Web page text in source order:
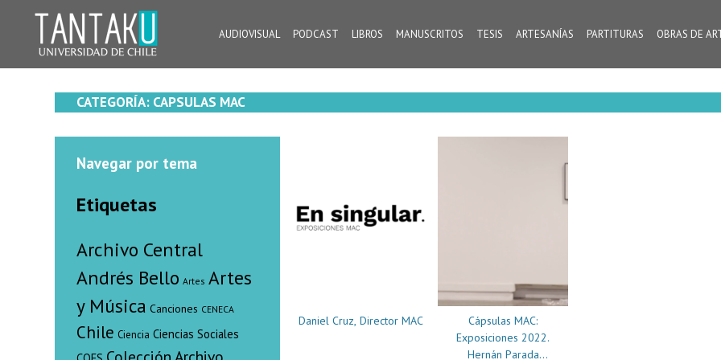
content
AUDIOVISUAL PODCAST LIBROS MANUSCRITOS TESIS ARTESANÍAS PARTITURAS OBRAS DE
CATEGORÍA: CAPSULAS MAC
Navegar por tema
Etiquetas
Archivo Central
Andrés Bello Artes Artes
y Música Canciones CENECA
Chile Ciencia Ciencias Sociales
Daniel Cruz, Director MAC
Cápsulas MAC:
Exposiciones 2022.
Hernán Parada